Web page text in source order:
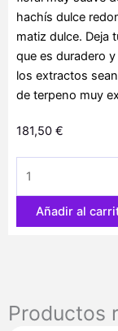
hachís dulce
matiz dulce. Deja
que es duradero
los extractos
de terpeno muy
181,50 €
Tree
u.
Connection
cantidad
Añadir al
Productos